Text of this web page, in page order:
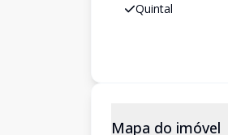
Quintal
Mapa do imóvel